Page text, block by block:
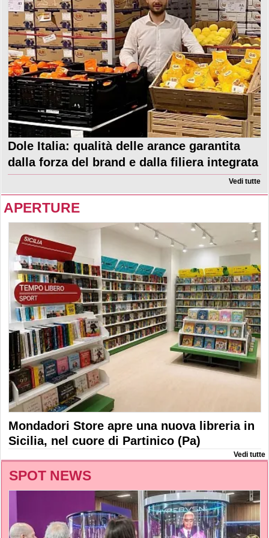
Dole Italia: qualità delle arance garantita
dalla forza del brand e dalla filiera integrata
Vedi tutte
APERTURE
Mondadori Store apre una nuova libreria in
Sicilia, nel cuore di Partinico (Pa)
Vedi tutte
SPOT NEWS